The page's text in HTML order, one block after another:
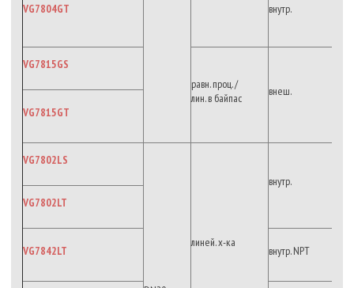
VG7804GT внутр.
VG7815GS
равн. проц. /
лин. в байпас
внеш.
VG7815GT
VG7802LS
линей. х-ка
внутр.
VG7802LT
VG7842LT внутр. NPT